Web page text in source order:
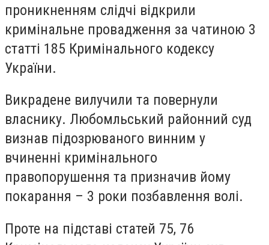
проникненням слідчі відкрили
кримінальне провадження за чатиною 3
статті 185 Кримінального кодексу
України.
Викрадене вилучили та повернули
власнику. Любомльський районний суд
визнав підозрюваного винним у
вчиненні кримінального
правопорушення та призначив йому
покарання – 3 роки позбавлення волі.
Проте на підставі статей 75, 76